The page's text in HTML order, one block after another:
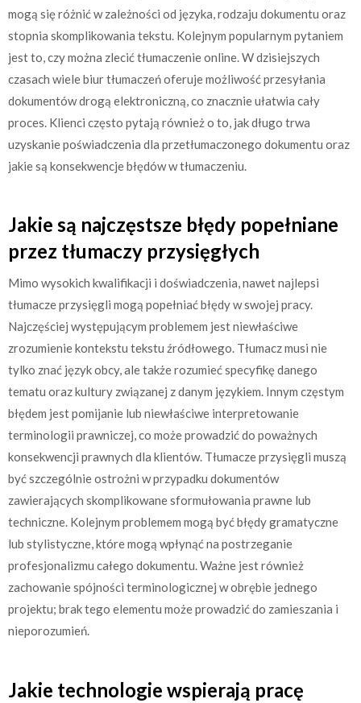
mogą się różnić w zależności od języka, rodzaju dokumentu oraz
stopnia skomplikowania tekstu. Kolejnym popularnym pytaniem
jest to, czy można zlecić tłumaczenie online. W dzisiejszych
czasach wiele biur tłumaczeń oferuje możliwość przesyłania
dokumentów drogą elektroniczną, co znacznie ułatwia cały
proces. Klienci często pytają również o to, jak długo trwa
uzyskanie poświadczenia dla przetłumaczonego dokumentu oraz
jakie są konsekwencje błędów w tłumaczeniu.
Jakie są najczęstsze błędy popełniane
przez tłumaczy przysięgłych
Mimo wysokich kwalifikacji i doświadczenia, nawet najlepsi
tłumacze przysięgli mogą popełniać błędy w swojej pracy.
Najczęściej występującym problemem jest niewłaściwe
zrozumienie kontekstu tekstu źródłowego. Tłumacz musi nie
tylko znać język obcy, ale także rozumieć specyfikę danego
tematu oraz kultury związanej z danym językiem. Innym częstym
błędem jest pomijanie lub niewłaściwe interpretowanie
terminologii prawniczej, co może prowadzić do poważnych
konsekwencji prawnych dla klientów. Tłumacze przysięgli muszą
być szczególnie ostrożni w przypadku dokumentów
zawierających skomplikowane sformułowania prawne lub
techniczne. Kolejnym problemem mogą być błędy gramatyczne
lub stylistyczne, które mogą wpłynąć na postrzeganie
profesjonalizmu całego dokumentu. Ważne jest również
zachowanie spójności terminologicznej w obrębie jednego
projektu; brak tego elementu może prowadzić do zamieszania i
nieporozumień.
Jakie technologie wspierają pracę